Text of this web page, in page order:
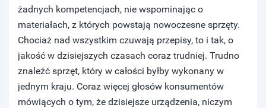
żadnych kompetencjach, nie wspominając o
materiałach, z których powstają nowoczesne sprzęty.
Chociaż nad wszystkim czuwają przepisy, to i tak, o
jakość w dzisiejszych czasach coraz trudniej. Trudno
znaleźć sprzęt, który w całości byłby wykonany w
jednym kraju. Coraz więcej głosów konsumentów
mówiących o tym, że dzisiejsze urządzenia, niczym